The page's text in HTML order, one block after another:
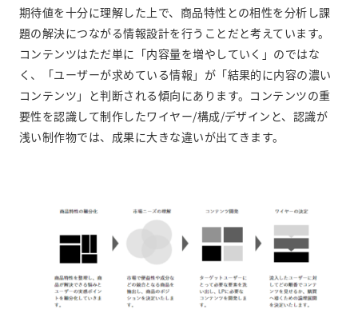
期待値を十分に理解した上で、商品特性との相性を分析し課
題の解決につながる情報設計を行うことだと考えています。
コンテンツはただ単に「内容量を増やしていく」のではな
く、「ユーザーが求めている情報」が「結果的に内容の濃い
コンテンツ」と判断される傾向にあります。コンテンツの重
要性を認識して制作したワイヤー/構成/デザインと、認識が
浅い制作物では、成果に大きな違いが出てきます。